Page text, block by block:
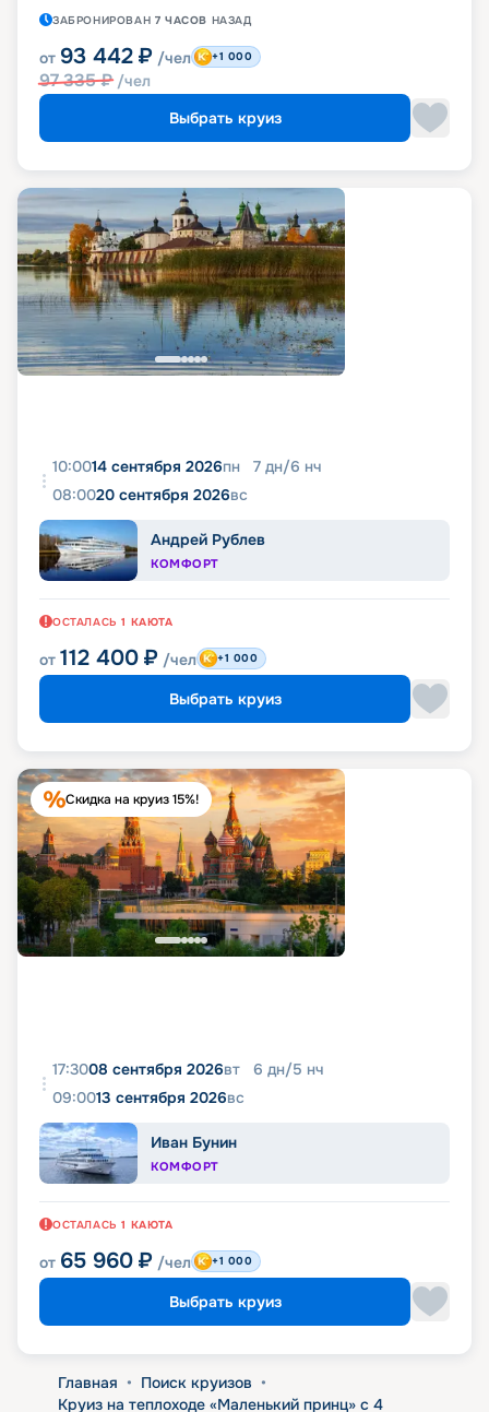
ЗАБРОНИРОВАН 7 ЧАСОВ НАЗАД
от 93 442 ₽ /чел
97 335₽ /чел
+1 000
Выбрать круиз
10:0014 сентября 2026пн 7 дн/6 нч
08:0020 сентября 2026вс
Андрей Рублев
КОМФОРТ
ОСТАЛАСЬ 1 КАЮТА
от 112 400 ₽ /чел +1 000
Выбрать круиз
Скидка на круиз 15%!
17:3008 сентября 2026вт 6 дн/5 нч
09:0013 сентября 2026вс
Иван Бунин
КОМФОРТ
ОСТАЛАСЬ 1 КАЮТА
от 65 960 ₽ /чел +1 000
Выбрать круиз
Главная • Поиск круизов •
Круиз на теплоходе «Маленький принц» с 4